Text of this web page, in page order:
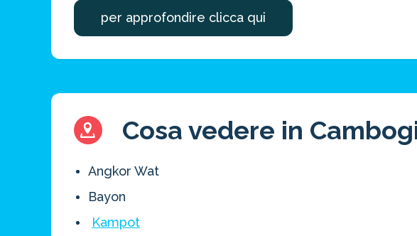
per approfondire clicca qui
Cosa vedere in
Angkor Wat
Bayon
Kampot
approfitta del nostro 4-2-1
4 promozioni, 2 omaggi e 1 Novità!
ATTIVA OFFERTA